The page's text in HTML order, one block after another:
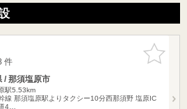
お気に入
りに追加
件
/ 那須塩原市
駅5.53km
線 那須塩原駅よりタクシー10分西那須野 塩原IC
4…